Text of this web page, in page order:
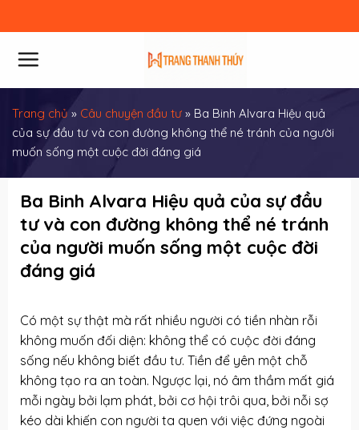
to
content
Trang chủ » Câu chuyện đầu tư » Ba Binh Alvara Hiệu quả
của sự đầu tư và con đường không thể né tránh của người
muốn sống một cuộc đời đáng giá
Ba Binh Alvara Hiệu quả của sự đầu
tư và con đường không thể né tránh
của người muốn sống một cuộc đời
đáng giá
Có một sự thật mà rất nhiều người có tiền nhàn rỗi
không muốn đối diện: không thể có cuộc đời đáng
sống nếu không biết đầu tư. Tiền để yên một chỗ
không tạo ra an toàn. Ngược lại, nó âm thầm mất giá
mỗi ngày bởi lạm phát, bởi cơ hội trôi qua, bởi nỗi sợ
kéo dài khiến con người ta quen với việc đứng ngoài